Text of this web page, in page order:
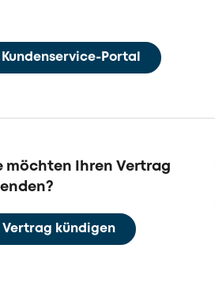
Kundenservice-Portal
möchten Ihren Vertrag
Vertrag kündigen